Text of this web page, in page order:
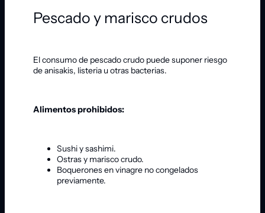
Pescado y marisco crudos
El consumo de pescado crudo puede suponer riesgo
de anisakis, listeria u otras bacterias.
Alimentos prohibidos:
Sushi y sashimi.
Ostras y marisco crudo.
Boquerones en vinagre no congelados
previamente.